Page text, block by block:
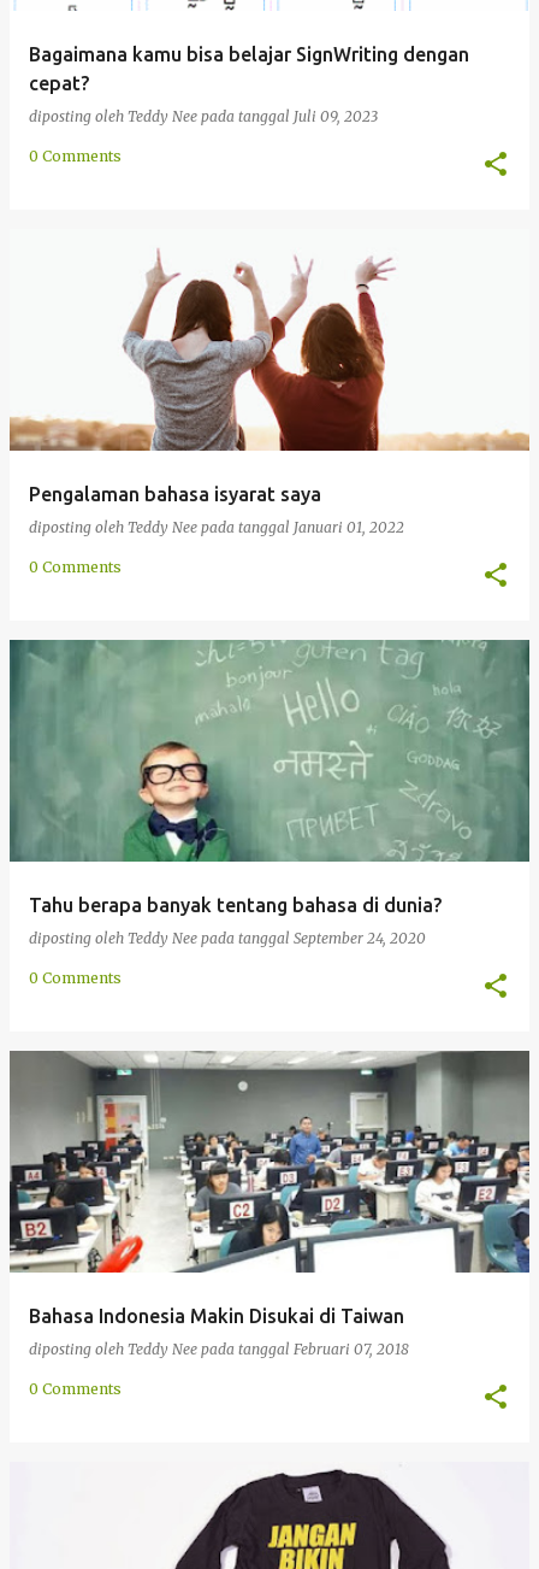
Bagaimana kamu bisa belajar SignWriting dengan
cepat?
diposting oleh Teddy Nee pada tanggal Juli 09, 2023
0 Comments
Pengalaman bahasa isyarat saya
diposting oleh Teddy Nee pada tanggal Januari 01, 2022
0 Comments
Tahu berapa banyak tentang bahasa di dunia?
diposting oleh Teddy Nee pada tanggal September 24, 2020
0 Comments
Bahasa Indonesia Makin Disukai di Taiwan
diposting oleh Teddy Nee pada tanggal Februari 07, 2018
0 Comments